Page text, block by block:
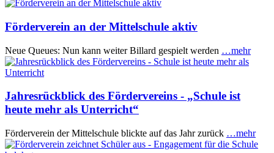
Förderverein an der Mittelschule aktiv
Neue Queues: Nun kann weiter Billard gespielt werden …mehr
Jahresrückblick des Fördervereins - „Schule ist
heute mehr als Unterricht“
Förderverein der Mittelschule blickte auf das Jahr zurück …mehr